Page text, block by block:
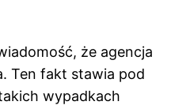
że agencja
Ten fakt stawia pod
wypadkach